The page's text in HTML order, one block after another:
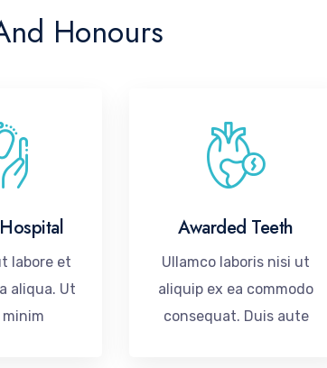
Honours
labore et
aliqua. Ut
Awarded Teeth
Ullamco laboris nisi ut
aliquip ex ea commodo
consequat. Duis aute